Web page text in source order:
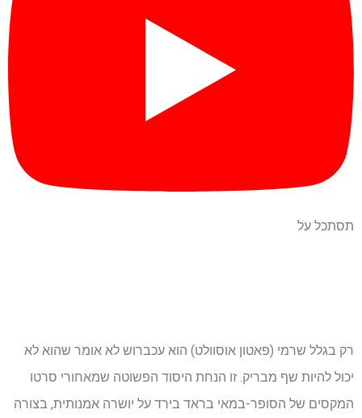
תסתכל על
רק בגלל שרמי (פאטון אוסוולט) הוא עכברוש לא אומר שהוא לא
יכול להיות שף מבריק. זו הנחת היסוד הפשוטה שמאחורי סרטו
המקסים של הסופר-במאי בראד בירד על יושרה אמנותית, בצורה